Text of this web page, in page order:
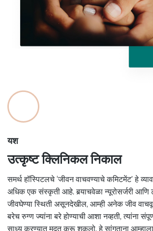
यश
उत्कृष्ट क्लिनिकल निकाल
समर्थ हॉस्पिटलचे ‘जीवन वाचवण्याचे कमिटमेंट’ हे
अधिक एक संस्कृती आहे. बर्‍याचवेळा न्यूरोसर्जरी आणि
जीवघेण्या स्थिती असूनदेखील, आम्ही अनेक जीव
बरेच रुग्ण ज्यांना बरे होण्याची आशा नव्हती, त्यांना
साध्य करण्यात मदत करू शकलो, हे सांगताना आम्हाला